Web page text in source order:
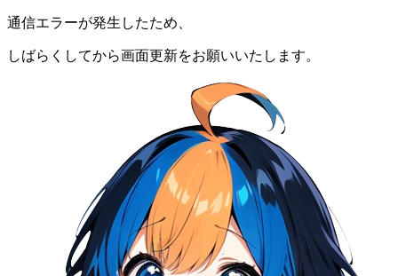
通信エラーが発生したため、
しばらくしてから画面更新をお願いいたします。